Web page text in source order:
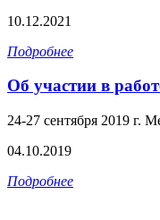
10.12.2021
Подробнее
Об участии в
24-27 сентября 2019 г.
04.10.2019
Подробнее